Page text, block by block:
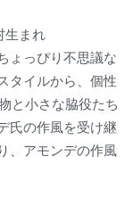
生まれ
ょっぴり不思議な
タイルから、個性
と小さな脇役たち
氏の作風を受け継
、アモンデの作風